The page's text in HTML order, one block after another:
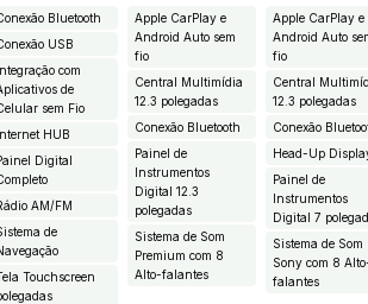
Bluetooth
USB
com
de
sem Fio
HUB
Digital
AM/FM
de
Touchscreen
Apple CarPlay e
Android Auto sem
fio
Central Multimídia
12.3 polegadas
Conexão Bluetooth
Painel de
Instrumentos
Digital 12.3
polegadas
Sistema de Som
Premium com 8
Alto-falantes
Apple CarPlay e
Android Auto
fio
Central
12.3 polegadas
Conexão
Head-Up
Painel de
Instrumentos
Digital 7
Sistema de Som
Sony com 8
falantes